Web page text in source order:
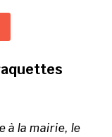
à la mairie, le